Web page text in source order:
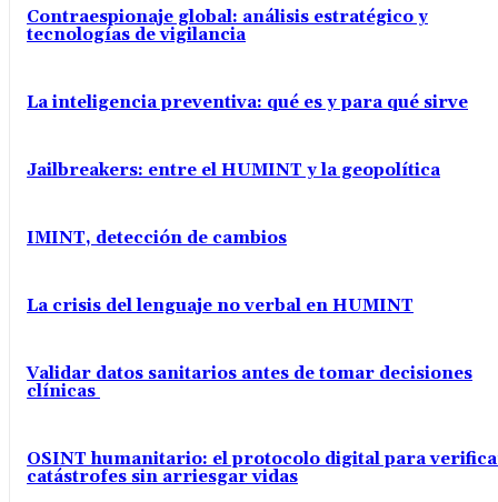
Contraespionaje global: análisis estratégico y
tecnologías de vigilancia
La inteligencia preventiva: qué es y para qué sirve
Jailbreakers: entre el HUMINT y la geopolítica
IMINT, detección de cambios
La crisis del lenguaje no verbal en HUMINT
Validar datos sanitarios antes de tomar decisiones
clínicas
OSINT humanitario: el protocolo digital para
catástrofes sin arriesgar vidas